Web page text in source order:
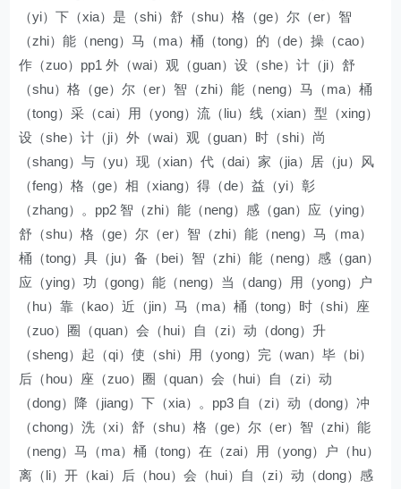
（yi）下（xia）是（shi）舒（shu）格（ge）尔（er）智
（zhi）能（neng）马（ma）桶（tong）的（de）操（cao）
作（zuo）pp1 外（wai）观（guan）设（she）计（ji）舒
（shu）格（ge）尔（er）智（zhi）能（neng）马（ma）桶
（tong）采（cai）用（yong）流（liu）线（xian）型（xing）
设（she）计（ji）外（wai）观（guan）时（shi）尚
（shang）与（yu）现（xian）代（dai）家（jia）居（ju）风
（feng）格（ge）相（xiang）得（de）益（yi）彰
（zhang）。pp2 智（zhi）能（neng）感（gan）应（ying）
舒（shu）格（ge）尔（er）智（zhi）能（neng）马（ma）
桶（tong）具（ju）备（bei）智（zhi）能（neng）感（gan）
应（ying）功（gong）能（neng）当（dang）用（yong）户
（hu）靠（kao）近（jin）马（ma）桶（tong）时（shi）座
（zuo）圈（quan）会（hui）自（zi）动（dong）升
（sheng）起（qi）使（shi）用（yong）完（wan）毕（bi）
后（hou）座（zuo）圈（quan）会（hui）自（zi）动
（dong）降（jiang）下（xia）。pp3 自（zi）动（dong）冲
（chong）洗（xi）舒（shu）格（ge）尔（er）智（zhi）能
（neng）马（ma）桶（tong）在（zai）用（yong）户（hu）
离（li）开（kai）后（hou）会（hui）自（zi）动（dong）感